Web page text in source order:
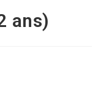
ans)